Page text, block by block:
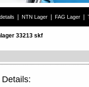
NTN Lager FAG Lager
33213 skf